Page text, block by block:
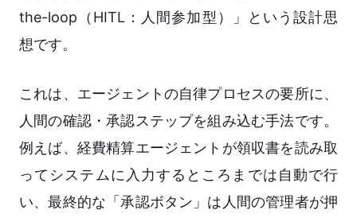
the-loop（HITL：人間参加型）」という設計思
想です。
これは、エージェントの自律プロセスの要所に、
人間の確認・承認ステップを組み込む手法です。
例えば、経費精算エージェントが領収書を読み取
ってシステムに入力するところまでは自動で行
い、最終的な「承認ボタン」は人間の管理者が押